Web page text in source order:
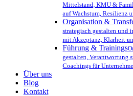
Mittelstand, KMU &
auf Wachstum, Resilienz
Organisation &
strategisch gestalten und
mit Akzeptanz, Klarheit
Führung & Trainings
gestalten, Verantwortung
Coachings für
Über uns
Blog
Kontakt